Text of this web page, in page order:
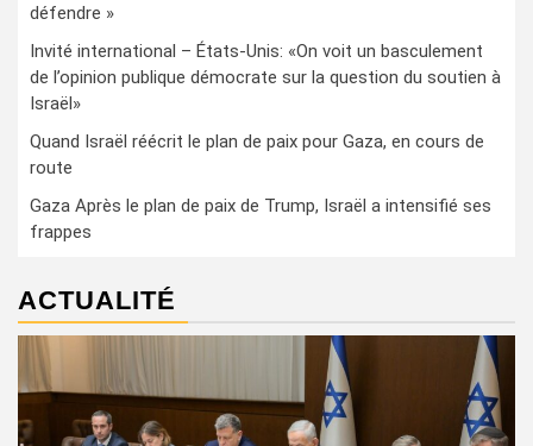
défendre »
Invité international – États-Unis: «On voit un basculement
de l’opinion publique démocrate sur la question du soutien à
Israël»
Quand Israël réécrit le plan de paix pour Gaza, en cours de
route
Gaza Après le plan de paix de Trump, Israël a intensifié ses
frappes
ACTUALITÉ